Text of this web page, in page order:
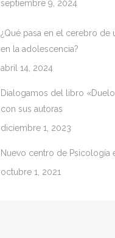
septiembre 9, 2024
¿Qué pasa en el cerebro de
en la adolescencia?
abril 14, 2024
Dialogamos del libro «Duelo
con sus autoras
diciembre 1, 2023
Nuevo centro de Psicología
octubre 1, 2021